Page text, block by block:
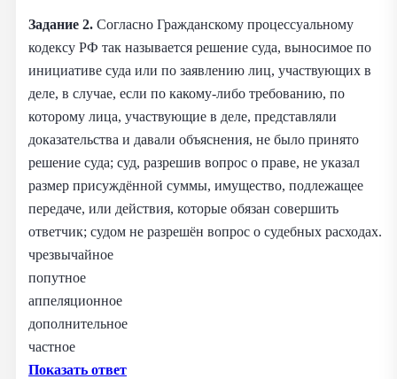
Задание 2. Согласно Гражданскому процессуальному
кодексу РФ так называется решение суда, выносимое по
инициативе суда или по заявлению лиц, участвующих в
деле, в случае, если по какому-либо требованию, по
которому лица, участвующие в деле, представляли
доказательства и давали объяснения, не было принято
решение суда; суд, разрешив вопрос о праве, не указал
размер присуждённой суммы, имущество, подлежащее
передаче, или действия, которые обязан совершить
ответчик; судом не разрешён вопрос о судебных расходах.
чрезвычайное
попутное
аппеляционное
дополнительное
частное
Показать ответ